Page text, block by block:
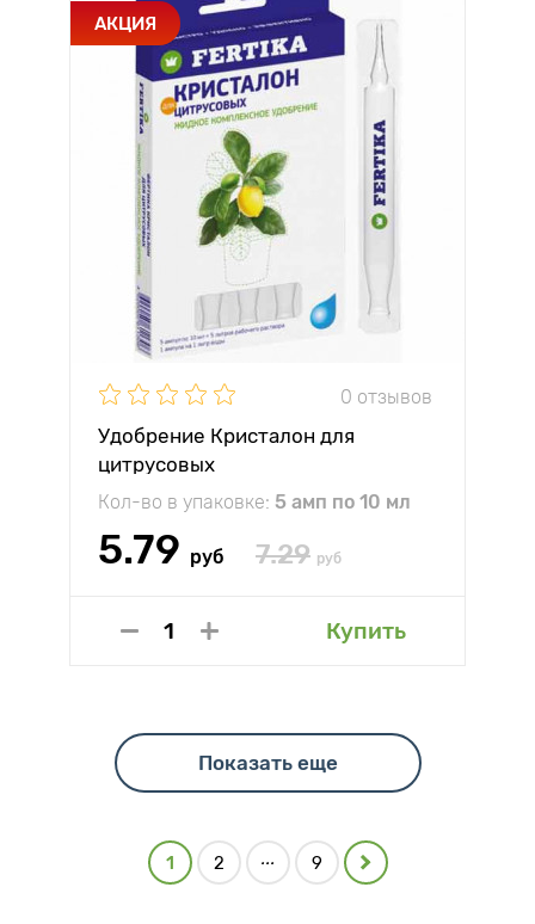
АКЦИЯ
0 отзывов
Удобрение Кристалон для
цитрусовых
Кол-во в упаковке: 5 амп по 10 мл
5.79 руб 7.29 руб
Купить
Показать еще
1 2 ... 9